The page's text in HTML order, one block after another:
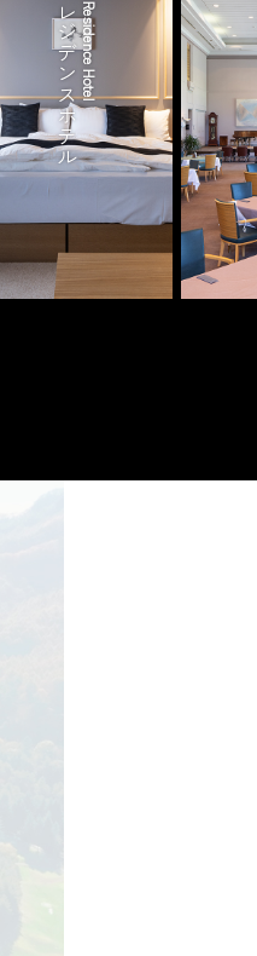
Residence Hotel
レジデンスホテル